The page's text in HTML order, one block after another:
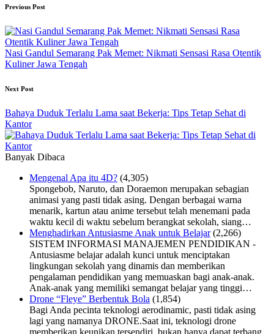
Post
navigation
Previous Post
Nasi Gandul Semarang Pak Memet: Nikmati Sensasi Rasa Otentik
Kuliner Jawa Tengah
Next Post
Bahaya Duduk Terlalu Lama saat Bekerja: Tips Tetap Sehat di
Kantor
Banyak Dibaca
Mengenal Apa itu 4D? (4,305)
Spongebob, Naruto, dan Doraemon merupakan sebagian
animasi yang pasti tidak asing. Dengan berbagai warna
menarik, kartun atau anime tersebut telah menemani pada
waktu kecil di waktu sebelum berangkat sekolah, siang…
Menghadirkan Antusiasme Anak untuk Belajar (2,266)
SISTEM INFORMASI MANAJEMEN PENDIDIKAN -
Antusiasme belajar adalah kunci untuk menciptakan
lingkungan sekolah yang dinamis dan memberikan
pengalaman pendidikan yang memuaskan bagi anak-anak.
Anak-anak yang memiliki semangat belajar yang tinggi…
Drone “Fleye” Berbentuk Bola (1,854)
Bagi Anda pecinta teknologi aerodinamic, pasti tidak asing
lagi yang namanya DRONE.Saat ini, teknologi drone
memberikan keunikan tersendiri, bukan hanya dapat terbang